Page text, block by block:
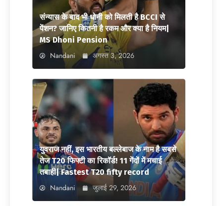
संन्यास के बाद भी धोनी को मिलती है BCCI से
पेंशन? जानिए कितनी है रकम और क्या है नियम|
MS Dhoni Pension
Nandani अगस्त 3, 2026
युवराज नहीं, इस भारतीय बल्लेबाज के नाम है सबसे
तेज T20 फिफ्टी का रिकॉर्ड! 11 गेंदों में मचाई
तबाही| Fastest T20 fifty record
Nandani जुलाई 29, 2026